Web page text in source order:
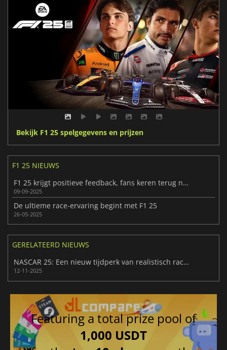
Bekijk F1 25 spelgegevens en prijzen
F1 25 NIEUWS
F1 25 krijgt positieve feedback, fans keren terug naar het circuit
09-09-2025
De ultieme race-ervaring begint met F1 25
26-05-2025
GERELATEERD NIEUWS
NASCAR 25: Een nieuw tijdperk van realistisch racen
12-11-2025
Featuring a total prize pool of
1,000 USDT